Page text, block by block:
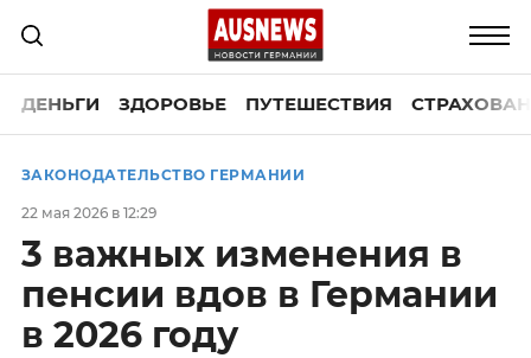
ДЕНЬГИ ЗДОРОВЬЕ ПУТЕШЕСТВИЯ
ЗАКОНОДАТЕЛЬСТВО ГЕРМАНИИ
22 мая 2026 в 12:29
3 важных изменения в
пенсии вдов в Германии
в 2026 году